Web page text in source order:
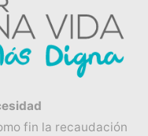
fin la recaudación